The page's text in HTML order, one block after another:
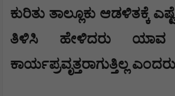
ಕುರಿತು ತಾಲ್ಲೂಕು ಆಡಳಿತಕ್ಕೆ
ತಿಳಿಸಿ ಹೇಳಿದರು ಯಾವ
ಕಾರ್ಯಪ್ರವೃತ್ತರಾಗುತ್ತಿಲ್ಲ